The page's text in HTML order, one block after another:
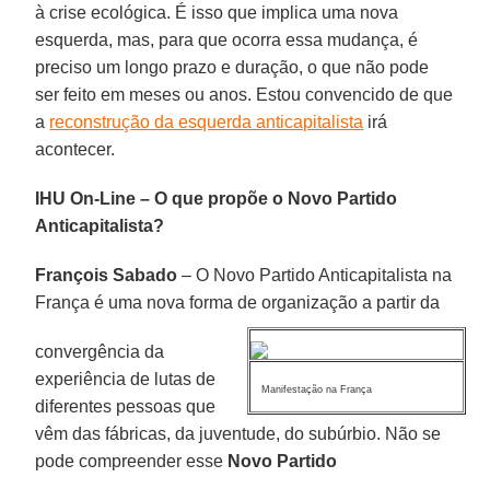
à crise ecológica. É isso que implica uma nova
esquerda, mas, para que ocorra essa mudança, é
preciso um longo prazo e duração, o que não pode
ser feito em meses ou anos. Estou convencido de que
a reconstrução da esquerda anticapitalista irá
acontecer.
IHU On-Line – O que propõe o Novo Partido
Anticapitalista?
François Sabado – O Novo Partido Anticapitalista na
França é uma nova forma de organização a partir da
Manifestação na França
convergência da
experiência de lutas de
diferentes pessoas que
vêm das fábricas, da juventude, do subúrbio. Não se
pode compreender esse Novo Partido